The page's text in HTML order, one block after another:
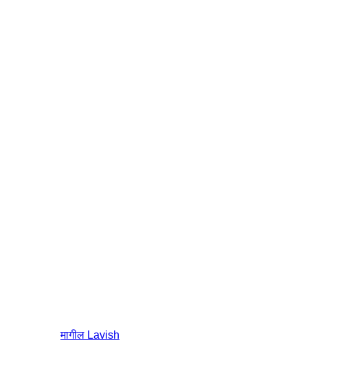
मागील Lavish